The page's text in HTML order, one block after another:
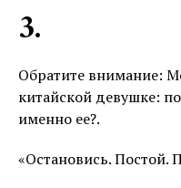
3.
Обратите внимание:
китайской девушке:
именно ее?.
«Остановись. Постой.